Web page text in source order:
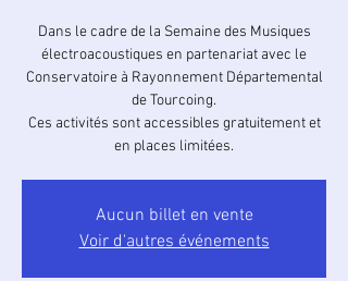
Dans le cadre de la Semaine des Musiques
électroacoustiques en partenariat avec le
Conservatoire à Rayonnement Départemental
de Tourcoing.
Ces activités sont accessibles gratuitement et
en places limitées.
Aucun billet en vente
Voir d'autres événements